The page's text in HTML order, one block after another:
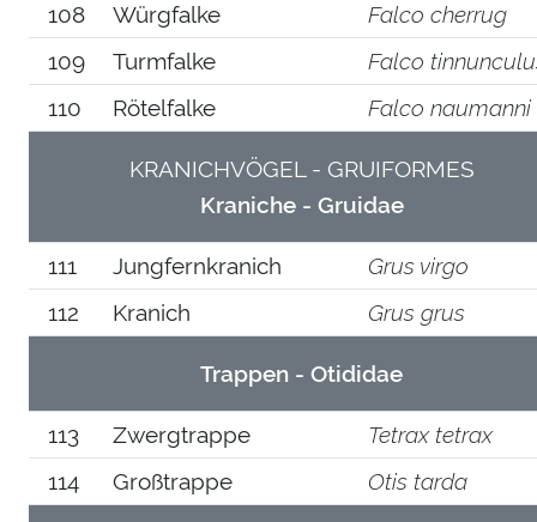
108
Würgfalke
Falco cherrug
109
Turmfalke
Falco
110
Rötelfalke Falco naumanni
KRANICHVÖGEL - GRUIFORMES
Kraniche - Gruidae
111 Jungfernkranich
Grus virgo
112
Kranich Grus grus
Trappen - Otididae
113 Zwergtrappe
Tetrax tetrax
114
Großtrappe Otis tarda